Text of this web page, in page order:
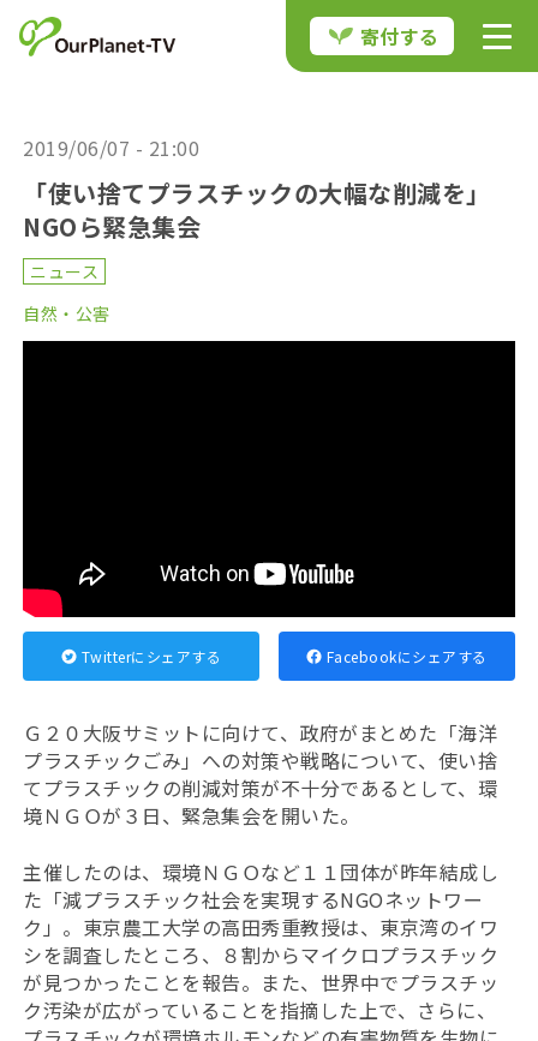
寄付する
2019/06/07 - 21:00
「使い捨てプラスチックの大幅な削減を」
NGOら緊急集会
ニュース
自然・公害
Twitterにシェアする Facebookにシェアする
Ｇ２０大阪サミットに向けて、政府がまとめた「海洋
プラスチックごみ」への対策や戦略について、使い捨
てプラスチックの削減対策が不十分であるとして、環
境ＮＧＯが３日、緊急集会を開いた。
主催したのは、環境ＮＧＯなど１１団体が昨年結成し
た「減プラスチック社会を実現するNGOネットワー
ク」。東京農工大学の高田秀重教授は、東京湾のイワ
シを調査したところ、８割からマイクロプラスチック
が見つかったことを報告。また、世界中でプラスチッ
ク汚染が広がっていることを指摘した上で、さらに、